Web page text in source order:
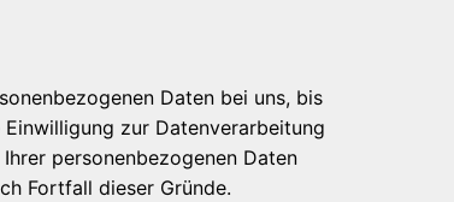
Daten bei uns, bis
zur Datenverarbeitung
personenbezogenen Daten
Fortfall dieser Gründe.